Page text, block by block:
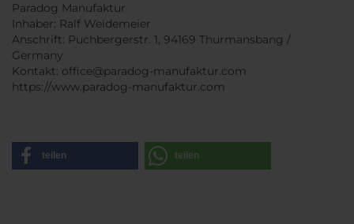
Paradog Manufaktur
Inhaber: Ralf Weidemeier
Anschrift: Puchbergerstr. 1, 94169 Thurmansbang /
Germany
Kontakt: office@paradog-manufaktur.com
https://www.paradog-manufaktur.com
teilen teilen